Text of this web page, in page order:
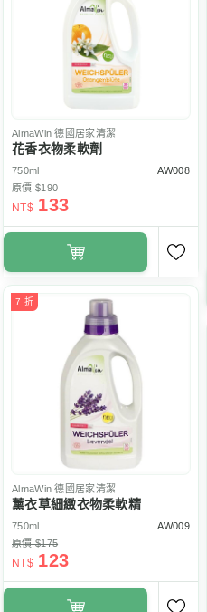
AlmaWin 德國居家清潔
花香衣物柔軟劑
750ml
AW008
原價 $190
NT$ 133
7 折
AlmaWin 德國居家清潔
薰衣草細緻衣物柔軟精
750ml
AW009
原價 $175
NT$ 123